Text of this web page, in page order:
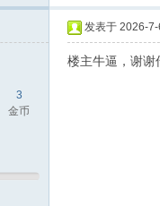
3
金币
发表于 2026-
楼主牛逼，谢谢